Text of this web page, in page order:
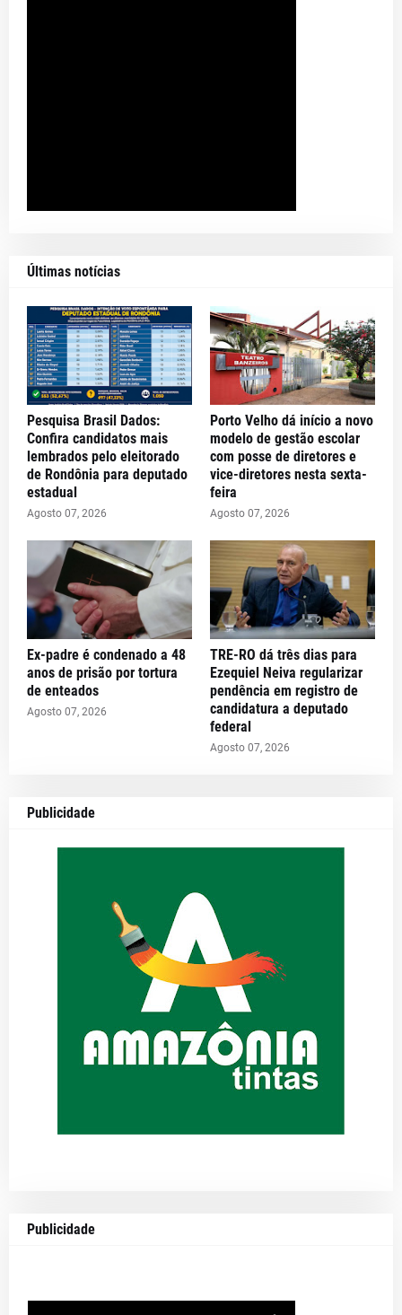
Últimas notícias
Pesquisa Brasil Dados:
Confira candidatos mais
lembrados pelo eleitorado
de Rondônia para deputado
estadual
Agosto 07, 2026
Porto Velho dá início a novo
modelo de gestão escolar
com posse de diretores e
vice-diretores nesta sexta-
feira
Agosto 07, 2026
Ex-padre é condenado a 48
anos de prisão por tortura
de enteados
Agosto 07, 2026
TRE-RO dá três dias para
Ezequiel Neiva regularizar
pendência em registro de
candidatura a deputado
federal
Agosto 07, 2026
Publicidade
Publicidade